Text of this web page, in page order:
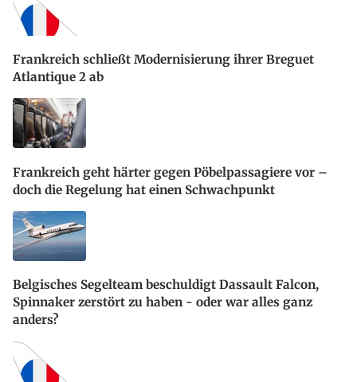
Frankreich schließt Modernisierung ihrer Breguet
Atlantique 2 ab
Frankreich geht härter gegen Pöbelpassagiere vor –
doch die Regelung hat einen Schwachpunkt
Belgisches Segelteam beschuldigt Dassault Falcon,
Spinnaker zerstört zu haben - oder war alles ganz
anders?